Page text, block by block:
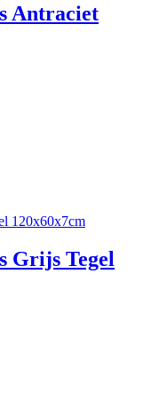
Antraciet
Grijs Tegel